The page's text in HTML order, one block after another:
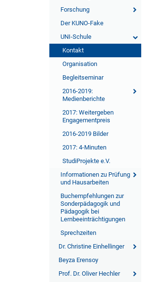
Forschung
Der KUNO-Fake
UNI-Schule
Kontakt
Organisation
Begleitseminar
2016-2019:
Medienberichte
2017: Weitergeben
Engagementpreis
2016-2019 Bilder
2017: 4-Minuten
StudiProjekte e.V.
Informationen zu Prüfung
und Hausarbeiten
Buchempfehlungen zur
Sonderpädagogik und
Pädagogik bei
Lernbeeinträchtigungen
Sprechzeiten
Dr. Christine Einhellinger
Beyza Erensoy
Prof. Dr. Oliver Hechler